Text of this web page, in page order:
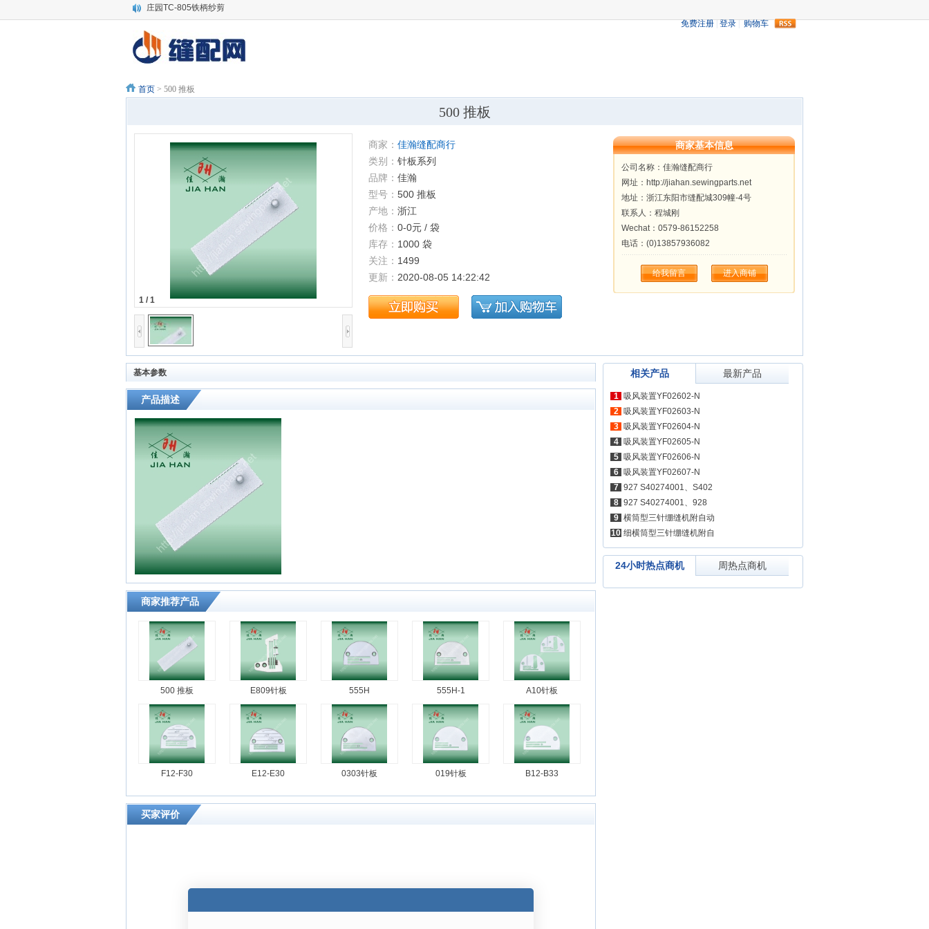
庄园TC-805铁柄纱剪
绗缝机HC弯针
3151006 YAMATO THREAD GUIDE -original 过线-LK 大和VES-UT线片-原装
大和四针六线全套原装零件
SCHMTEZ蓝狮机针DP*17 135x17 电脑车机针 DY同步机针
SCHMETZ德国蓝狮机针 DP*5SUK中号圆头针 锁眼车 曲折缝机针DPX5
大洋牌伺服电脑裁剪机 自动磨刀电剪刀 全自动1200W
首页 > 500 推板
500 推板
1 / 1
商家基本信息
公司名称：佳瀚缝配商行
网址：http://jiahan.sewingparts.net
地址：浙江东阳市缝配城309幢-4号
联系人：程城刚
Wechat：0579-86152258
电话：(0)13857936082
给我留言 进入商铺
商家： 佳瀚缝配商行
类别： 针板系列
品牌： 佳瀚
型号： 500 推板
产地： 浙江
价格： 0-0元 / 袋
库存： 1000 袋
关注： 1499
更新： 2020-08-05 14:22:42
基本参数
产品描述
商家推荐产品
500 推板 E809针板 555H 555H-1 A10针板
F12-F30 E12-E30 0303针板 019针板 B12-B33
买家评价
相关产品 最新产品
1 吸风装置YF02602-N
2 吸风装置YF02603-N
3 吸风装置YF02604-N
4 吸风装置YF02605-N
5 吸风装置YF02606-N
6 吸风装置YF02607-N
7 927 S40274001、S402
8 927 S40274001、928
9 横筒型三针绷缝机附自动
10 细横筒型三针绷缝机附自
24小时热点商机 周热点商机